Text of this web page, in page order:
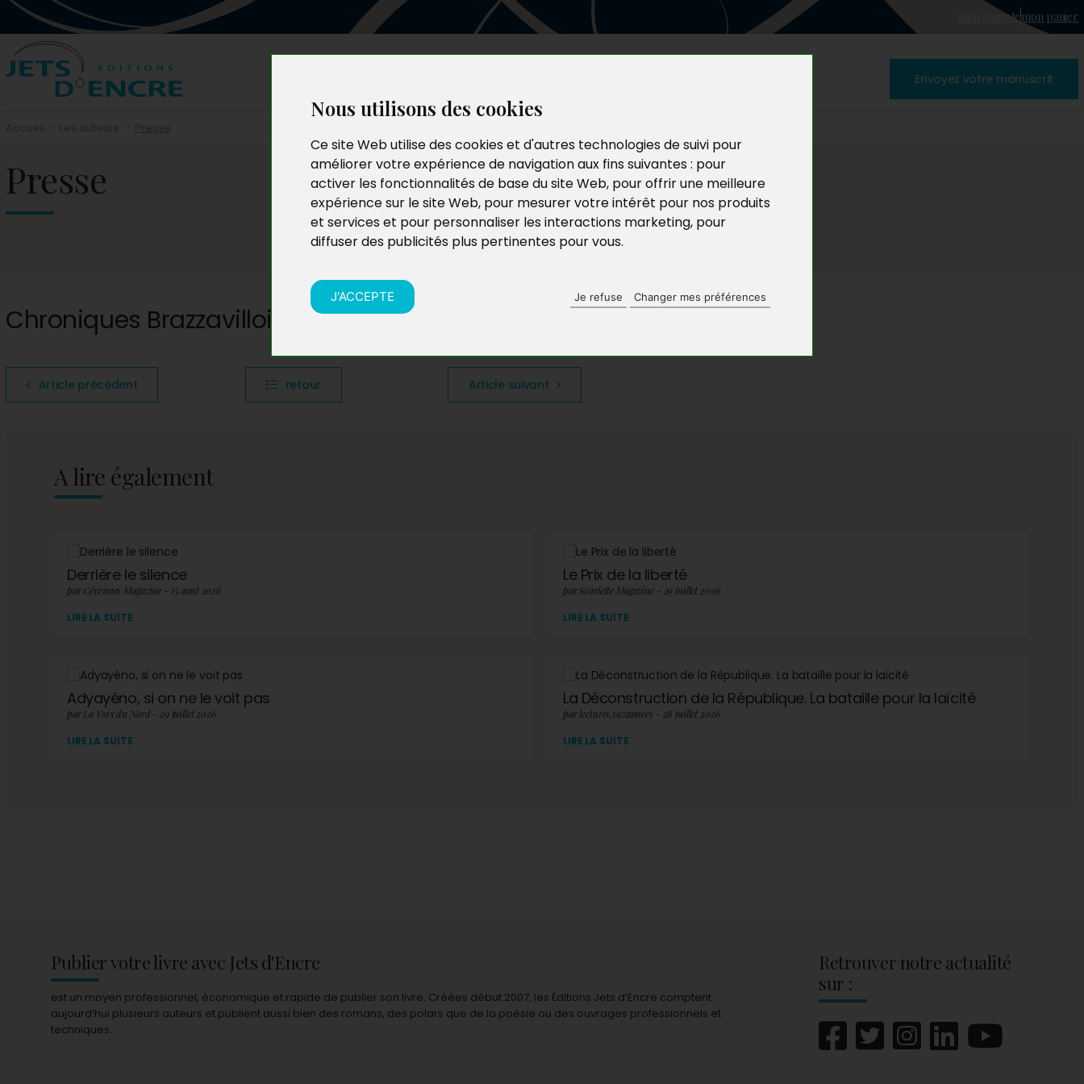
Nous utilisons des cookies
Ce site Web utilise des cookies et d'autres technologies de suivi pour
améliorer votre expérience de navigation aux fins suivantes : pour
activer les fonctionnalités de base du site Web, pour offrir une meilleure
expérience sur le site Web, pour mesurer votre intérêt pour nos produits
et services et pour personnaliser les interactions marketing, pour
diffuser des publicités plus pertinentes pour vous.
J'ACCEPTE Je refuse Changer mes préférences
mon comptemon panier
Envoyez votre manuscrit
Presse
Chroniques Brazzavilloises
Article précédent retour Article suivant
A lire également
Derrière le silence
par Cévennes Magazine - 15 août 2026
LIRE LA SUITE
Le Prix de la liberté
par Scarlette Magazine - 29 juillet 2026
LIRE LA SUITE
Adyayéno, si on ne le voit pas
par La Voix du Nord - 29 juillet 2026
LIRE LA SUITE
La Déconstruction de la République. La bataille pour la laïcité
par lectures.suzannees - 28 juillet 2026
LIRE LA SUITE
Publier votre livre avec Jets d'Encre
est un moyen professionnel, économique et rapide de publier son livre. Créées début 2007, les Éditions Jets d’Encre comptent
aujourd’hui plusieurs auteurs et publient aussi bien des romans, des polars que de la poésie ou des ouvrages professionnels et
techniques.
Retrouver notre actualité
sur :